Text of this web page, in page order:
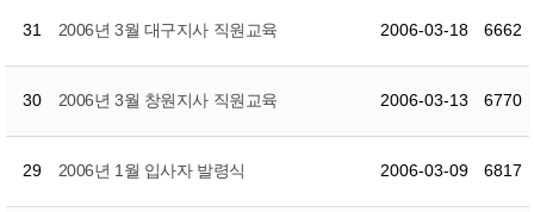
31 2006년 3월 대구지사 직원교육 2006-03-18 6662
30 2006년 3월 창원지사 직원교육 2006-03-13 6770
29 2006년 1월 입사자 발령식 2006-03-09 6817